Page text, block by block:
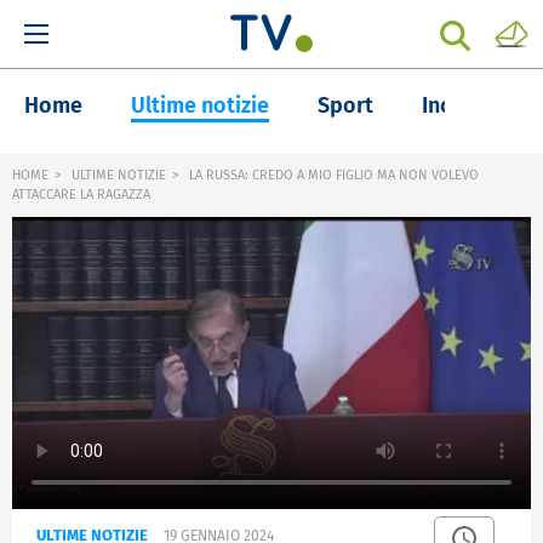
Home Ultime notizie Sport Inchieste
HOME ULTIME NOTIZIE
LA RUSSA: CREDO A MIO FIGLIO MA NON VOLEVO
ATTACCARE LA RAGAZZA
ULTIME NOTIZIE 19 GENNAIO 2024